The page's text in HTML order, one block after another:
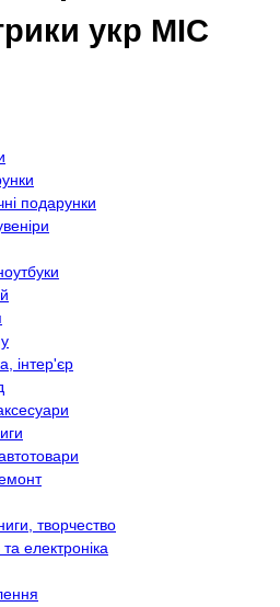
укр MIC
подарунки
інтер'єр
творчество
електроніка